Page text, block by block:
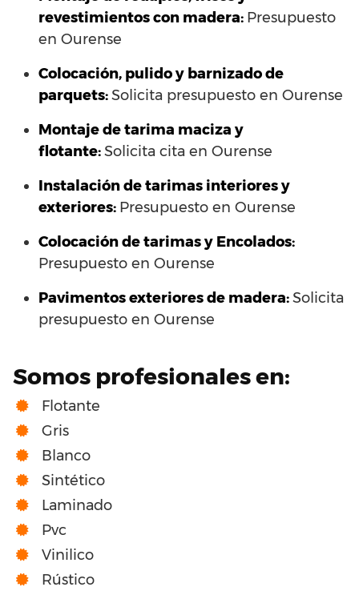
revestimientos con madera: Presupuesto
en Ourense
Colocación, pulido y barnizado de
parquets:Solicita presupuesto en Ourense
Montaje de tarima maciza y
flotante:Solicita cita en Ourense
Instalación de tarimas interiores y
exteriores: Presupuesto en Ourense
Colocación de tarimas y Encolados:
Presupuesto en Ourense
Pavimentos exteriores de madera:Solicita
presupuesto en Ourense
Somos profesionales en:
Flotante
Gris
Blanco
Sintético
Laminado
Pvc
Vinilico
Rústico